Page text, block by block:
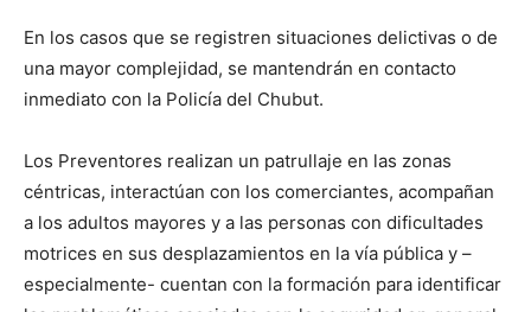
En los casos que se registren situaciones delictivas o de
una mayor complejidad, se mantendrán en contacto
inmediato con la Policía del Chubut.
Los Preventores realizan un patrullaje en las zonas
céntricas, interactúan con los comerciantes, acompañan
a los adultos mayores y a las personas con dificultades
motrices en sus desplazamientos en la vía pública y –
especialmente- cuentan con la formación para identificar